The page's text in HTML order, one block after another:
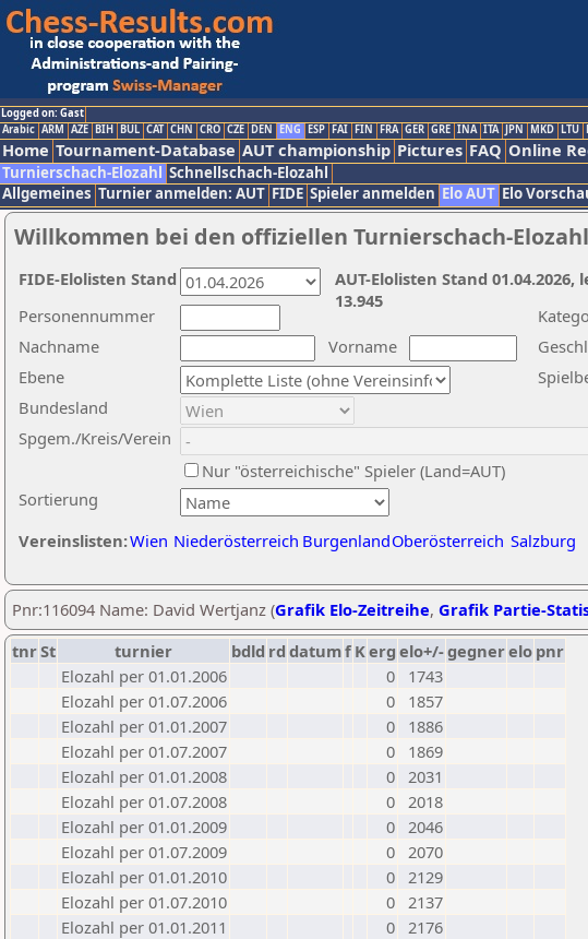
Logged on: Gast
Arabic ARM AZE BIH BUL CAT CHN CRO CZE DEN ENG ESP FAI FIN FRA GER GRE INA ITA JPN MKD LTU
Home Tournament-Database AUT championship Pictures FAQ Online
Turnierschach-Elozahl Schnellschach-Elozahl
Allgemeines Turnier anmelden: AUT FIDE Spieler anmelden Elo AUT Elo
Willkommen bei den offiziellen Turnierschach-
Nachname
Vorname
Ebene
Sortierung
Personennummer
Bundesland
Spgem./Kreis/Verein
Nur "österreichische" Spieler (Land=AUT)
Vereinslisten:Wien Niederösterreich BurgenlandOberösterreich Salzburg
AUT-Elolisten Stand
13.945
FIDE-Elolisten Stand
Pnr:116094 Name: David Wertjanz (Grafik Elo-Zeitreihe, Grafik Partie-
tnrSt turnier bdld rd datumf Kerg elo+/-gegnerelo pnr
Elozahl per 01.01.2006
0
1743
Elozahl per 01.07.2006
0
1857
Elozahl per 01.01.2007
0
1886
Elozahl per 01.07.2007
0
1869
Elozahl per 01.01.2008
0 2031
Elozahl per 01.07.2008
0 2018
Elozahl per 01.01.2009
0 2046
Elozahl per 01.07.2009
0 2070
Elozahl per 01.01.2010
0 2129
Elozahl per 01.07.2010
0 2137
Elozahl per 01.01.2011
0 2176